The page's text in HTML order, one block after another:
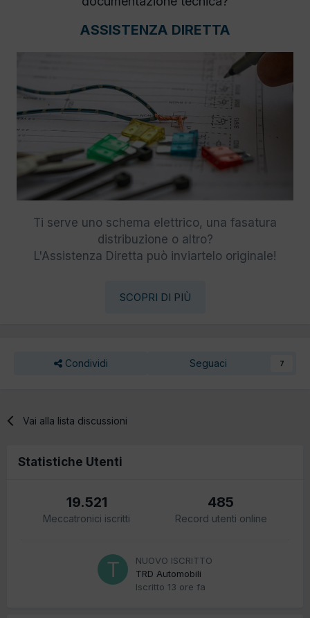
ASSISTENZA DIRETTA
Ti serve uno schema elettrico, una fasatura
distribuzione o altro?
L'Assistenza Diretta può inviartelo originale!
SCOPRI DI PIÙ
Condividi Seguaci 7
Vai alla lista discussioni
Statistiche Utenti
19.521
Meccatronici iscritti
485
Record utenti online
NUOVO ISCRITTO
TRD Automobili
Iscritto 13 ore fa